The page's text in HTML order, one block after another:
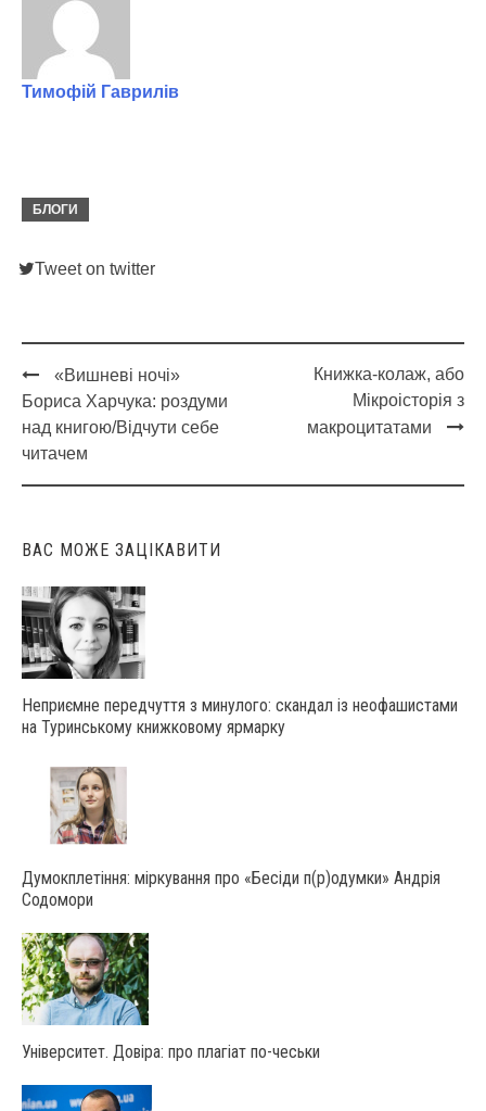
Тимофій Гаврилів
БЛОГИ
Tweet on twitter
Post
navigation
«Вишневі ночі»
Бориса Харчука: роздуми
над книгою/Відчути себе
читачем
Книжка-колаж, або
Мікроісторія з
макроцитатами
ВАС МОЖЕ ЗАЦІКАВИТИ
Неприємне передчуття з минулого: скандал із неофашистами
на Туринському книжковому ярмарку
Думокплетіння: міркування про «Бесіди п(р)одумки» Андрія
Содомори
Університет. Довіра: про плагіат по-чеськи